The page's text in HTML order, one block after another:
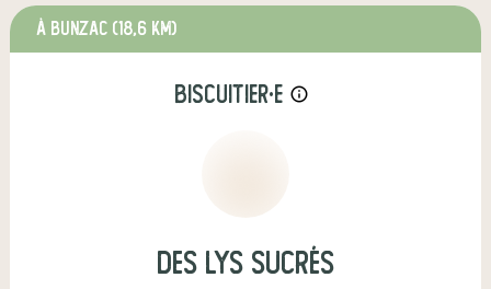
à Bunzac (18,6 km)
biscuitier·e info_outline
Des Lys Sucrés